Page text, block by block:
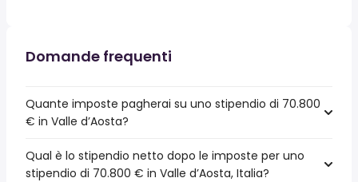
Domande frequenti
Quante imposte pagherai su uno stipendio di 70.800
€ in Valle d’Aosta?
Qual è lo stipendio netto dopo le imposte per uno
stipendio di 70.800 € in Valle d’Aosta, Italia?